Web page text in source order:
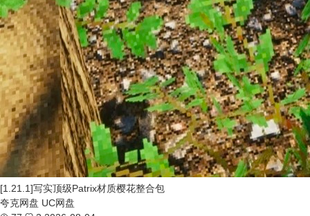
[1.21.1]写实顶级Patrix材质樱花整合包
夸克网盘 UC网盘